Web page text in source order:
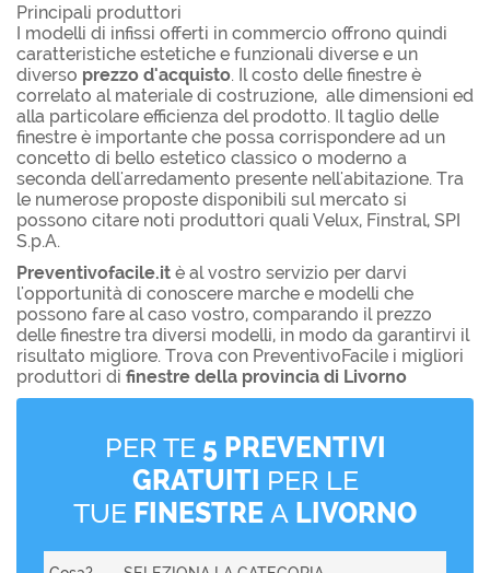
Principali produttori
I modelli di infissi offerti in commercio offrono quindi
caratteristiche estetiche e funzionali diverse e un
diverso prezzo d'acquisto. Il costo delle finestre è
correlato al materiale di costruzione, alle dimensioni ed
alla particolare efficienza del prodotto. Il taglio delle
finestre è importante che possa corrispondere ad un
concetto di bello estetico classico o moderno a
seconda dell'arredamento presente nell'abitazione. Tra
le numerose proposte disponibili sul mercato si
possono citare noti produttori quali Velux, Finstral, SPI
S.p.A.
Preventivofacile.it è al vostro servizio per darvi
l'opportunità di conoscere marche e modelli che
possono fare al caso vostro, comparando il prezzo
delle finestre tra diversi modelli, in modo da garantirvi il
risultato migliore. Trova con PreventivoFacile i migliori
produttori di finestre della provincia di Livorno
PER TE 5 PREVENTIVI
GRATUITI PER LE
TUE FINESTRE A LIVORNO